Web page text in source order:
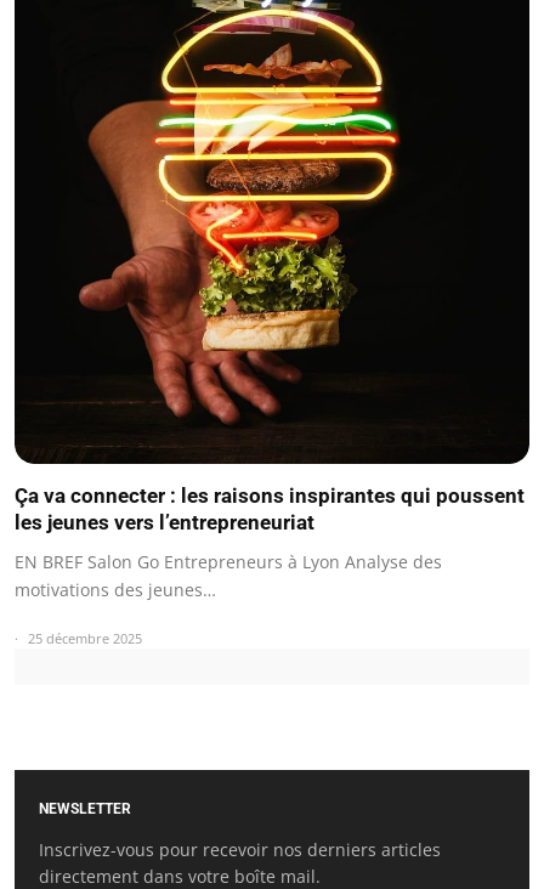
Ça va connecter : les raisons inspirantes qui poussent
les jeunes vers l’entrepreneuriat
EN BREF Salon Go Entrepreneurs à Lyon Analyse des
motivations des jeunes…
25 décembre 2025
NEWSLETTER
Inscrivez-vous pour recevoir nos derniers articles
directement dans votre boîte mail.